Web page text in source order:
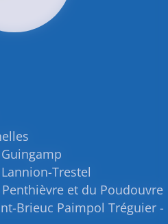
Trestel
et du Poudouvre
Brieuc Paimpol Tréguier -